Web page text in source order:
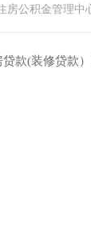
房公积金管理中
款(装修贷款